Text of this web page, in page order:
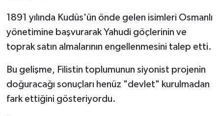
1891 yılında Kudüs'ün önde gelen isimleri Osmanlı
yönetimine başvurarak Yahudi göçlerinin ve
toprak satın almalarının engellenmesini talep etti.
Bu gelişme, Filistin toplumunun siyonist projenin
doğuracağı sonuçları henüz "devlet" kurulmadan
fark ettiğini gösteriyordu.